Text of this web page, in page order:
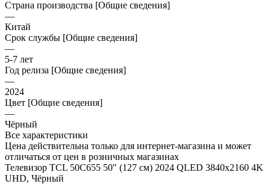
Страна производства [Общие сведения]
—
Китай
Срок службы [Общие сведения]
—
5-7 лет
Год релиза [Общие сведения]
—
2024
Цвет [Общие сведения]
—
Чёрный
Все характеристики
Цена действительна только для интернет-магазина и может
отличаться от цен в розничных магазинах
Телевизор TCL 50C655 50" (127 см) 2024 QLED 3840x2160 4K
UHD, Чёрный